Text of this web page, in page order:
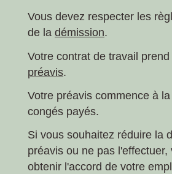
Vous devez respecter les
de la démission.
Votre contrat de travail
préavis.
Votre préavis commence à
congés payés.
Si vous souhaitez réduire la
préavis ou ne pas l'effectuer,
obtenir l'accord de votre